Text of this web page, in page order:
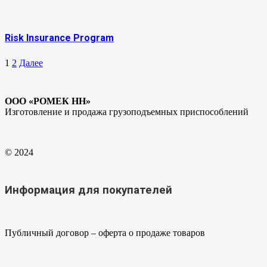
Risk Insurance Program
1 2 Далее
ООО «РОМЕК НН»
Изготовление и продажа грузоподъемных приспособлений
© 2024
Информация для покупателей
Публичный договор – оферта о продаже товаров